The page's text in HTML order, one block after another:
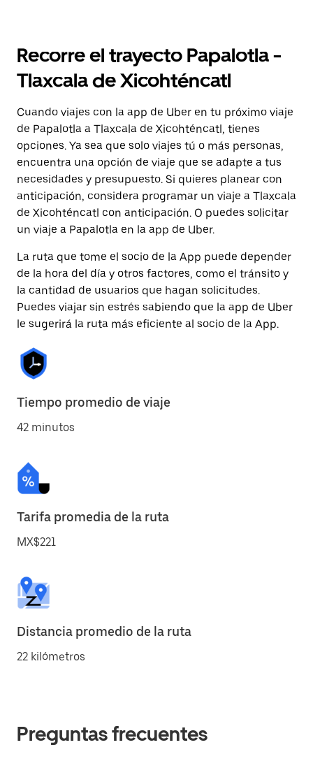
Recorre el trayecto Papalotla -
Tlaxcala de Xicohténcatl
Cuando viajes con la app de Uber en tu próximo viaje
de Papalotla a Tlaxcala de Xicohténcatl, tienes
opciones. Ya sea que solo viajes tú o más personas,
encuentra una opción de viaje que se adapte a tus
necesidades y presupuesto. Si quieres planear con
anticipación, considera programar un viaje a Tlaxcala
de Xicohténcatl con anticipación. O puedes solicitar
un viaje a Papalotla en la app de Uber.
La ruta que tome el socio de la App puede depender
de la hora del día y otros factores, como el tránsito y
la cantidad de usuarios que hagan solicitudes.
Puedes viajar sin estrés sabiendo que la app de Uber
le sugerirá la ruta más eficiente al socio de la App.
Tiempo promedio de viaje
42 minutos
Tarifa promedia de la ruta
MX$221
Distancia promedio de la ruta
22 kilómetros
Preguntas frecuentes